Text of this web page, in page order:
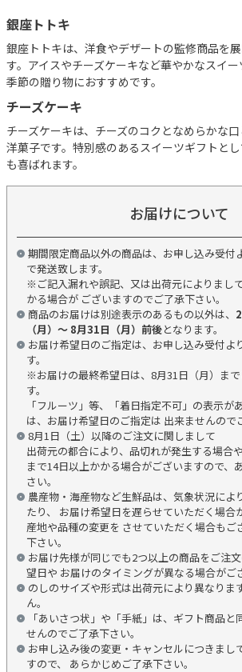
銀座トトキ
銀座トトキは、洋食やデザートの監修商品を
す。アイスやチーズケーキなど華やかなスイ
季節の贈り物におすすめです。
チーズケーキ
チーズケーキは、チーズのコクとなめらかな
洋菓子です。特別感のあるスイーツギフトと
も喜ばれます。
お届けについて
期間限定商品以外の商品は、お申し込み受付
で発送致します。
※ご記入漏れや誤記、又は出荷元によりまし
かる場合が ございますのでご了承下さい。
商品のお届けは別途表示のあるもの以外は、
（月）～ 8月31日（月）前後となります。
お届け希望日のご指定は、お申し込み受付よ
す。
※お届けの最終希望日は、8月31日（月）ま
す。
「フルーツ」等、「着日指定不可」の表示が
は、お届け希望日のご指定は 出来ませんので
8月1日（土）以降のご注文に関しまして
出荷元の都合により、品切れが発生する場合
まで14日以上かかる場合がございますので、
さい。
農産物・海産物など生鮮品は、気象状況によ
たり、 お届け希望日を遅らせていただく場合
産地や品種の変更を させていただく場合もご
下さい。
お届け先様が同じでも2つ以上の商品をご注
望日や お届けのタイミングが異なる場合がご
のしのサイズや形式は出荷元により異なりま
ん。
「あいさつ状」や「手紙」は、ギフト商品と
せんのでご了承下さい。
お申し込み後の変更・キャンセルにつきまし
すので、 あらかじめご了承下さい。